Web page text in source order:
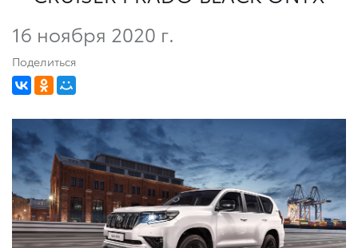
16 ноября 2020 г.
Поделиться